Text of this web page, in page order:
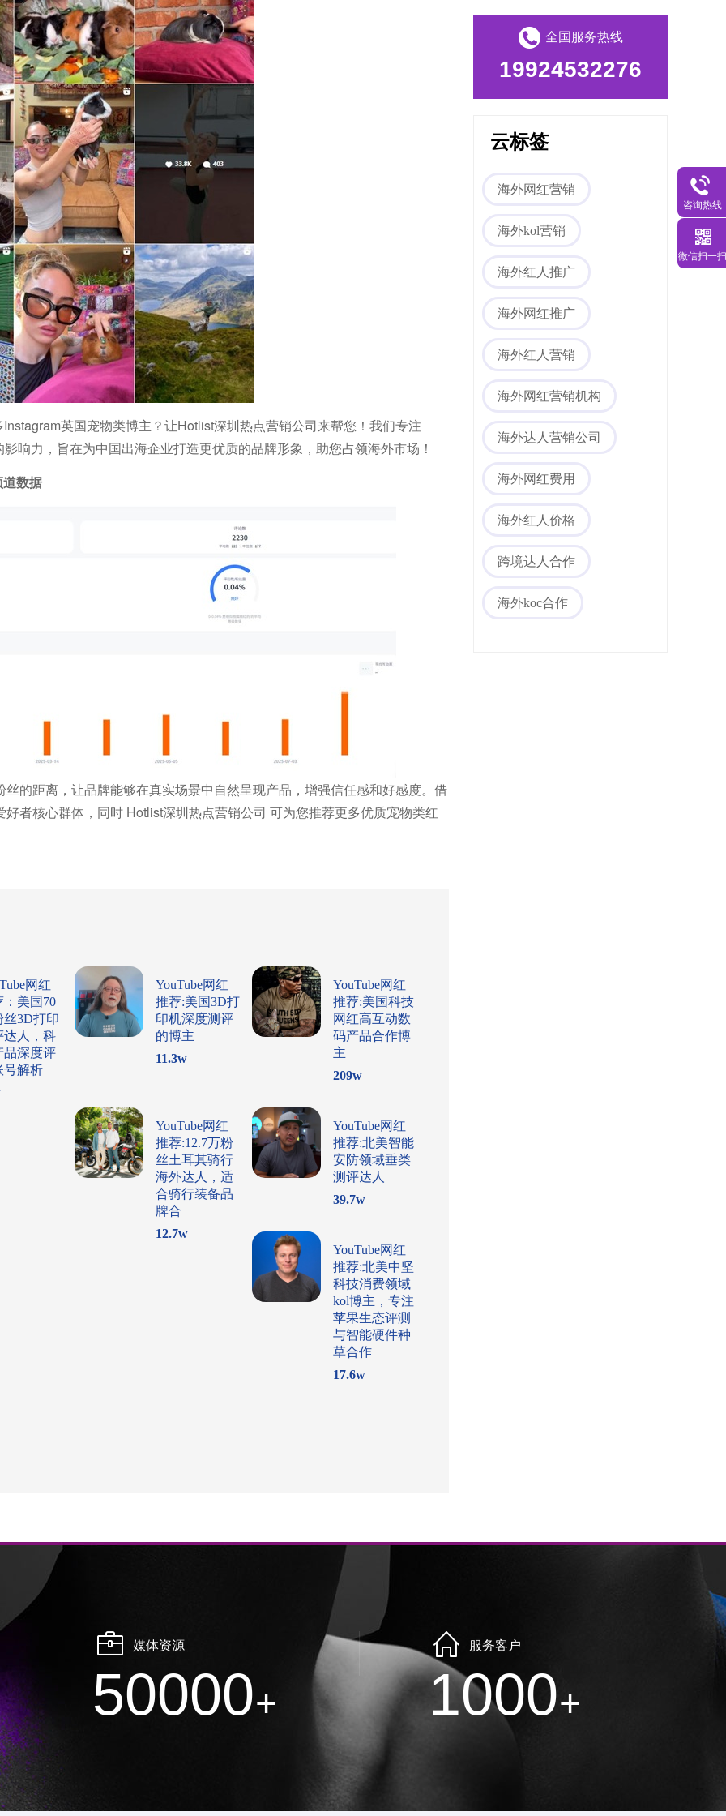
英国宠物类博主？让Hotlist深圳热点营销公司来帮您！我们专注
响力，旨在为中国出海企业打造更优质的品牌形象，助您占领海外市场！
数据
的距离，让品牌能够在真实场景中自然呈现产品，增强信任感和好感度。借
者核心群体，同时 Hotlist深圳热点营销公司 可为您推荐更多优质宠物类红
网红
：美国70
丝3D打印
达人，科
品深度评
号解析
YouTube网红
推荐:美国3D打
印机深度测评
的博主
11.3w
YouTube网红
推荐:美国科技
网红高互动数
码产品合作博
主
209w
YouTube网红
推荐:12.7万粉
丝土耳其骑行
海外达人，适
合骑行装备品
牌合
12.7w
YouTube网红
推荐:北美智能
安防领域垂类
测评达人
39.7w
YouTube网红
推荐:北美中坚
科技消费领域
kol博主，专注
苹果生态评测
与智能硬件种
草合作
17.6w
海外网红营销
全国服务热线
19924532276
云标签
海外网红营销
海外kol营销
海外红人推广
海外网红推广
海外红人营销
海外网红营销机构
海外达人营销公司
海外网红费用
海外红人价格
跨境达人合作
海外koc合作
媒体资源
50000+
服务客户
1000+
咨询热线
微信扫一扫